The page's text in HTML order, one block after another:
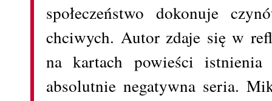
społeczeństwo dokonuje
chciwych. Autor zdaje się w
na kartach powieści
absolutnie negatywna seria.